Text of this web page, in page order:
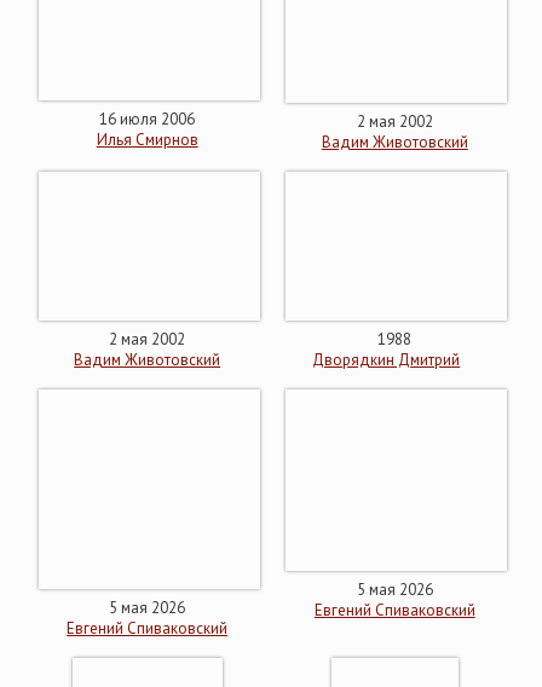
16 июля 2006
Илья Смирнов
2 мая 2002
Вадим Животовский
2 мая 2002
Вадим Животовский
1988
Дворядкин Дмитрий
5 мая 2026
Евгений Спиваковский
5 мая 2026
Евгений Спиваковский